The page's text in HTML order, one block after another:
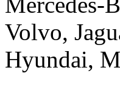
Volvo,
Hyundai,